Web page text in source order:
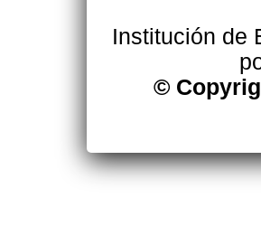
Institución de
©